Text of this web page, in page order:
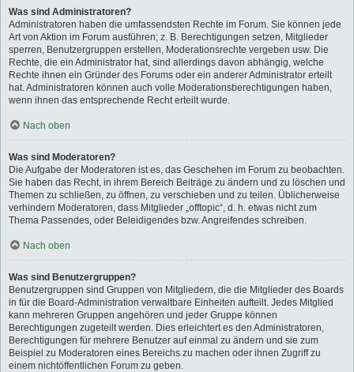
Was sind Administratoren?
Administratoren haben die umfassendsten Rechte im Forum. Sie können jede
Art von Aktion im Forum ausführen; z. B. Berechtigungen setzen, Mitglieder
sperren, Benutzergruppen erstellen, Moderationsrechte vergeben usw. Die
Rechte, die ein Administrator hat, sind allerdings davon abhängig, welche
Rechte ihnen ein Gründer des Forums oder ein anderer Administrator erteilt
hat. Administratoren können auch volle Moderationsberechtigungen haben,
wenn ihnen das entsprechende Recht erteilt wurde.
Nach oben
Was sind Moderatoren?
Die Aufgabe der Moderatoren ist es, das Geschehen im Forum zu beobachten.
Sie haben das Recht, in ihrem Bereich Beiträge zu ändern und zu löschen und
Themen zu schließen, zu öffnen, zu verschieben und zu teilen. Üblicherweise
verhindern Moderatoren, dass Mitglieder „offtopic“, d. h. etwas nicht zum
Thema Passendes, oder Beleidigendes bzw. Angreifendes schreiben.
Nach oben
Was sind Benutzergruppen?
Benutzergruppen sind Gruppen von Mitgliedern, die die Mitglieder des Boards
in für die Board-Administration verwaltbare Einheiten aufteilt. Jedes Mitglied
kann mehreren Gruppen angehören und jeder Gruppe können
Berechtigungen zugeteilt werden. Dies erleichtert es den Administratoren,
Berechtigungen für mehrere Benutzer auf einmal zu ändern und sie zum
Beispiel zu Moderatoren eines Bereichs zu machen oder ihnen Zugriff zu
einem nichtöffentlichen Forum zu geben.